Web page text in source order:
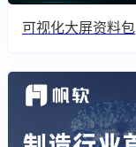
可视化大屏资料包